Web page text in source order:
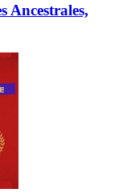
Ancestrales,